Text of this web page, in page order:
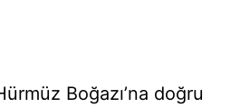
Boğazı’na doğru